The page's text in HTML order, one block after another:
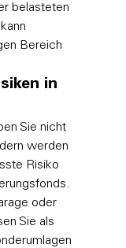
belasteten
Bereich
in
Sie nicht
werden
Risiko
oder
Sie als